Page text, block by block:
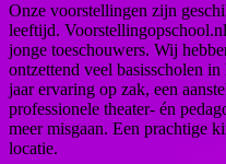
Onze voorstellingen zijn
leeftijd.
jonge toeschouwers. Wij
ontzettend veel basisscholen
jaar ervaring op zak, een
professionele theater- én
meer misgaan. Een prachtige
locatie.